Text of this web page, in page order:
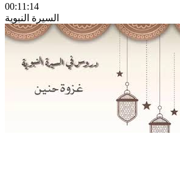
00:11:14
السيرة النبوية